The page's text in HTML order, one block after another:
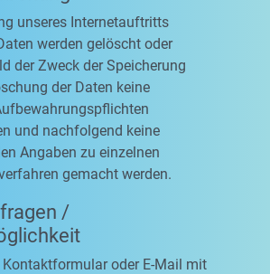
unseres Internetauftritts
werden gelöscht oder
der Zweck der Speicherung
der Daten keine
und nachfolgend keine
Angaben zu einzelnen
gemacht werden.
/
Kontaktformular oder E-Mail mit